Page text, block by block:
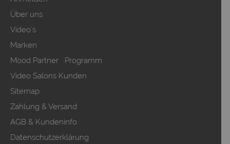
Über uns
Video`s
Marken
Mood Partner Programm
Video Salons Kunden
Sitemap
Zahlung & Versand
AGB & Kundeninfo
Datenschutzerklärung